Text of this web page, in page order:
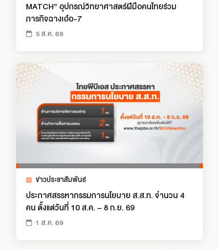
MATCH” อุปกรณ์วิทยาศาสตร์ฝีมือคนไทยร่วม
ภารกิจฉางเอ๋อ-7
5 ส.ค. 69
ข่าวประชาสัมพันธ์
ประกาศสรรหากรรมการนโยบาย ส.ส.ท. จำนวน 4
คน ตั้งแต่วันที่ 10 ส.ค. – 8 ก.ย. 69
1 ส.ค. 69